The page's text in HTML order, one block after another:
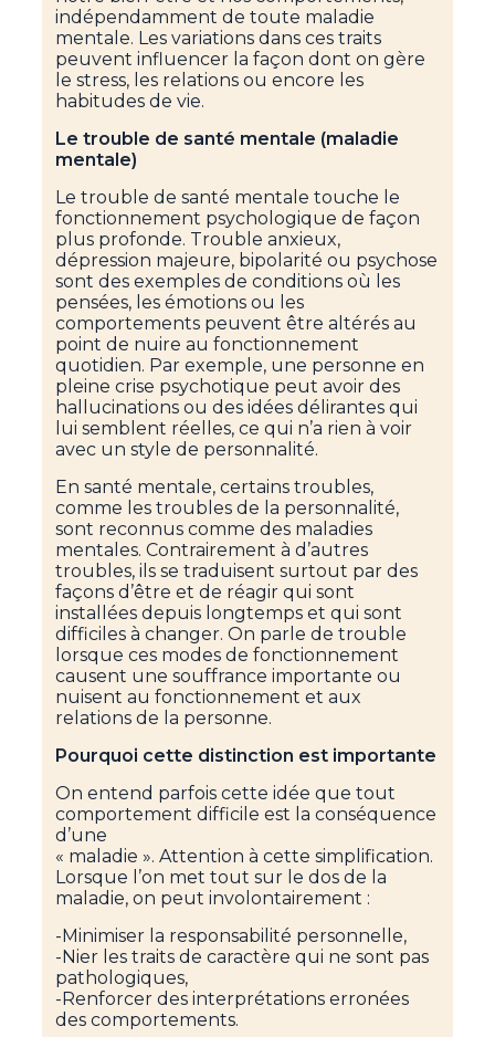
indépendamment de toute maladie
mentale. Les variations dans ces traits
peuvent influencer la façon dont on gère
le stress, les relations ou encore les
habitudes de vie.
Le trouble de santé mentale (maladie
mentale)
Le trouble de santé mentale touche le
fonctionnement psychologique de façon
plus profonde. Trouble anxieux,
dépression majeure, bipolarité ou psychose
sont des exemples de conditions où les
pensées, les émotions ou les
comportements peuvent être altérés au
point de nuire au fonctionnement
quotidien. Par exemple, une personne en
pleine crise psychotique peut avoir des
hallucinations ou des idées délirantes qui
lui semblent réelles, ce qui n’a rien à voir
avec un style de personnalité.
En santé mentale, certains troubles,
comme les troubles de la personnalité,
sont reconnus comme des maladies
mentales. Contrairement à d’autres
troubles, ils se traduisent surtout par des
façons d’être et de réagir qui sont
installées depuis longtemps et qui sont
difficiles à changer. On parle de trouble
lorsque ces modes de fonctionnement
causent une souffrance importante ou
nuisent au fonctionnement et aux
relations de la personne.
Pourquoi cette distinction est importante
On entend parfois cette idée que tout
comportement difficile est la conséquence
d’une
« maladie ». Attention à cette simplification.
Lorsque l’on met tout sur le dos de la
maladie, on peut involontairement :
-Minimiser la responsabilité personnelle,
-Nier les traits de caractère qui ne sont pas
pathologiques,
-Renforcer des interprétations erronées
des comportements.